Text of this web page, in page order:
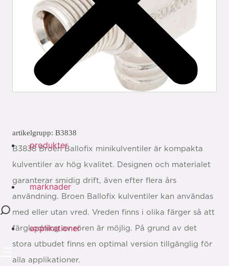
produkter
marknader
applikationer
artikelgrupp: B3838
B3838 Broen Ballofix minikulventiler är kompakta
kulventiler av hög kvalitet. Designen och materialet
garanterar smidig drift, även efter flera års
användning. Broen Ballofix kulventiler kan användas
med eller utan vred. Vreden finns i olika färger så att
färgkodning av rören är möjlig. På grund av det
stora utbudet finns en optimal version tillgänglig för
alla applikationer.